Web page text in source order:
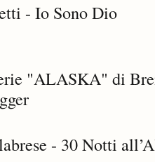
- Io Sono Dio
"ALASKA" di
- 30 Notti